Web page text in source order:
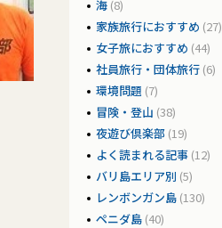
海 (8)
家族旅行におすすめ (27)
女子旅におすすめ (44)
社員旅行・団体旅行 (6)
環境問題 (7)
冒険・登山 (38)
夜遊び倶楽部 (19)
よく読まれる記事 (12)
バリ島エリア別 (5)
レンボンガン島 (130)
ペニダ島 (40)